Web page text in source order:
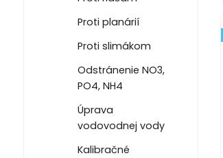
Proti planárií
Proti slimákom
Odstránenie NO3,
PO4, NH4
Úprava
vodovodnej vody
Kalibračné